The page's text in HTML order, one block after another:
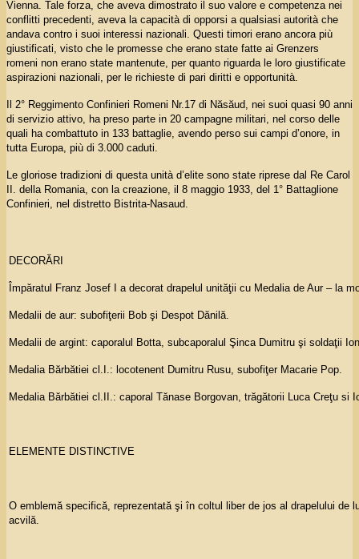
Vienna. Tale forza, che aveva dimostrato il suo valore e competenza nei
conflitti precedenti, aveva la capacità di opporsi a qualsiasi autorità che
andava contro i suoi interessi nazionali. Questi timori erano ancora più
giustificati, visto che le promesse che erano state fatte ai Grenzers
romeni non erano state mantenute, per quanto riguarda le loro giustificate
aspirazioni nazionali, per le richieste di pari diritti e opportunità.
Il 2° Reggimento Confinieri Romeni Nr.17 di Năsăud, nei suoi quasi 90 anni
di servizio attivo, ha preso parte in 20 campagne militari, nel corso delle
quali ha combattuto in 133 battaglie, avendo perso sui campi d’onore, in
tutta Europa, più di 3.000 caduti.
Le gloriose tradizioni di questa unità d’elite sono state riprese dal Re Carol
II. della Romania, con la creazione, il 8 maggio 1933, del 1° Battaglione
Confinieri, nel distretto Bistrita-Nasaud.
DECORĂRI
Împăratul Franz Josef I a decorat drapelul unităţii cu Medalia de Aur – la
Medalii de aur: subofiţerii Bob şi Despot Dănilă.
Medalii de argint: caporalul Botta, subcaporalul Şinca Dumitru şi soldaţii
Medalia Bărbătiei cl.I.: locotenent Dumitru Rusu, subofiţer Macarie Pop.
Medalia Bărbătiei cl.II.: caporal Tănase Borgovan, trăgătorii Luca Creţu si
ELEMENTE DISTINCTIVE
O emblemă specifică, reprezentată şi în coltul liber de jos al drapelului de
acvilă.